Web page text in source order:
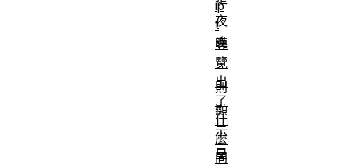
夜
晚
，
則
顯
示
星
ip
t
導
覽
出
了
什
麼
問